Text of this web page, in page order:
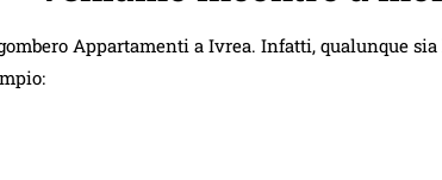
Appartamenti a Ivrea. Infatti, qualunque